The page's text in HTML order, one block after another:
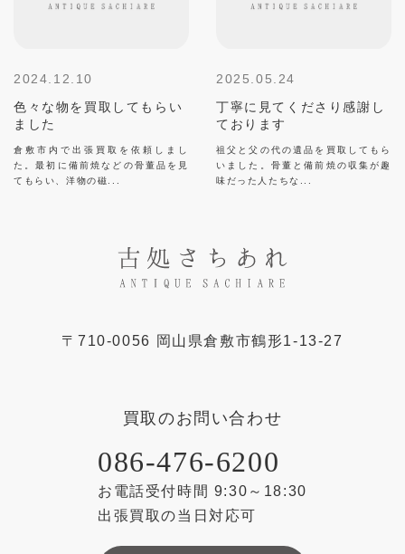
2024.12.10
色々な物を買取してもらい
ました
倉敷市内で出張買取を依頼しまし
た。最初に備前焼などの骨董品を見
てもらい、洋物の磁...
2025.05.24
丁寧に見てくださり感謝し
ております
祖父と父の代の遺品を買取してもら
いました。骨董と備前焼の収集が趣
味だった人たちな...
〒710-0056 岡山県倉敷市鶴形1-13-27
買取のお問い合わせ
086-476-6200
お電話受付時間 9:30～18:30
出張買取の当日対応可